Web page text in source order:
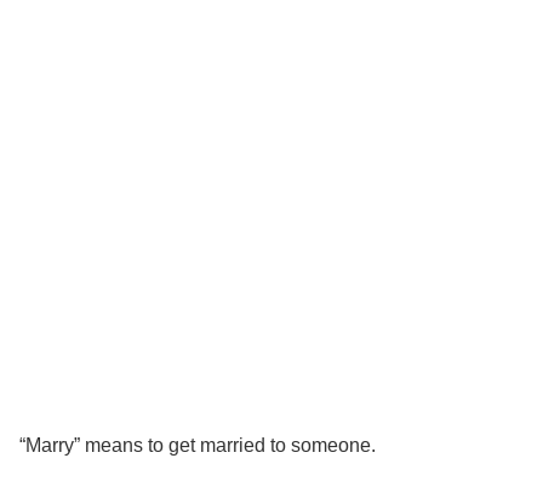
“Marry” means to get married to someone.